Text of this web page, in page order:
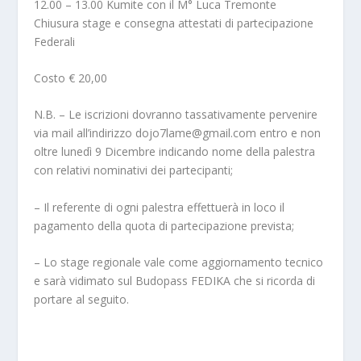
12.00 – 13.00 Kumite con il M° Luca Tremonte
Chiusura stage e consegna attestati di partecipazione
Federali
Costo € 20,00
N.B. – Le iscrizioni dovranno tassativamente pervenire
via mail all’indirizzo dojo7lame@gmail.com entro e non
oltre lunedì 9 Dicembre indicando nome della palestra
con relativi nominativi dei partecipanti;
– Il referente di ogni palestra effettuerà in loco il
pagamento della quota di partecipazione prevista;
– Lo stage regionale vale come aggiornamento tecnico
e sarà vidimato sul Budopass FEDIKA che si ricorda di
portare al seguito.